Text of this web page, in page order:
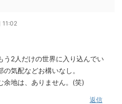
11:02
う2人だけの世界に入り込んでい
の気配などお構いなし。
余地は、ありません。(笑)
返信